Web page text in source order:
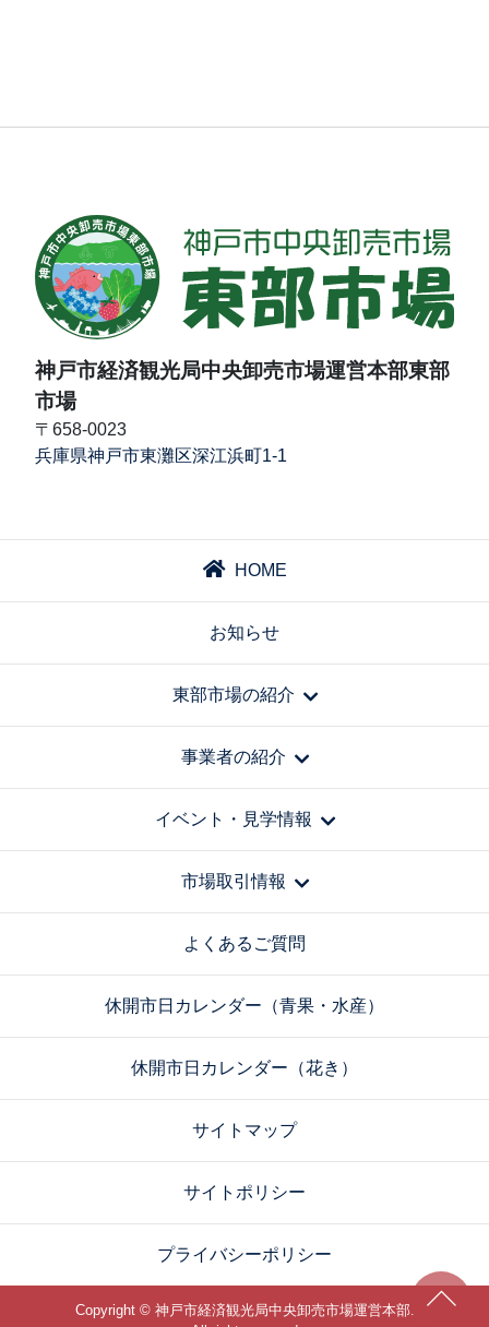
神戸市経済観光局中央卸売市場運営本部東部
市場
〒658-0023
兵庫県神戸市東灘区深江浜町1-1
HOME
お知らせ
東部市場の紹介
事業者の紹介
イベント・見学情報
市場取引情報
よくあるご質問
休開市日カレンダー（青果・水産）
休開市日カレンダー（花き）
サイトマップ
サイトポリシー
プライバシーポリシー
Copyright © 神戸市経済観光局中央卸売市場運営本部.